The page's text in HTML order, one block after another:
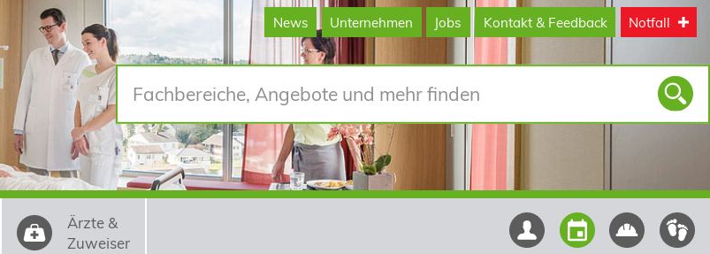
News Unternehmen Jobs Kontakt & Feedback Notfall
Ärzte &
Zuweiser